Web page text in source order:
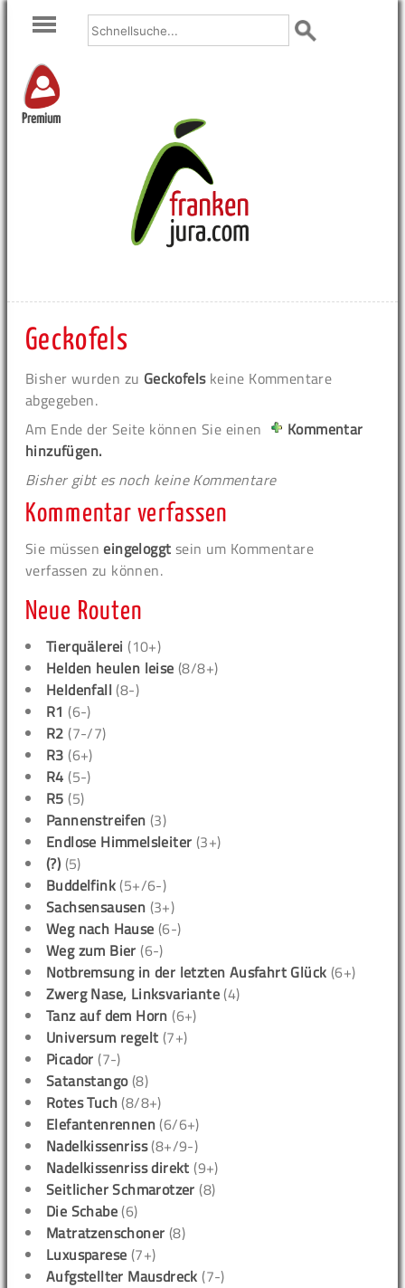
Premium
Geckofels
Bisher wurden zu Geckofelskeine Kommentare
abgegeben.
Am Ende der Seite können Sie einen
Kommentar
hinzufügen.
Bisher gibt es noch keine Kommentare
Kommentar verfassen
Sie müsseneingeloggt sein um Kommentare
verfassen zu können.
Neue Routen
Tierquälerei (10+)
Helden heulen leise (8/8+)
Heldenfall (8-)
R1 (6-)
R2 (7-/7)
R3 (6+)
R4 (5-)
R5 (5)
Pannenstreifen (3)
Endlose Himmelsleiter (3+)
(?) (5)
Buddelfink (5+/6-)
Sachsensausen (3+)
Weg nach Hause (6-)
Weg zum Bier (6-)
Notbremsung in der letzten Ausfahrt Glück (6+)
Zwerg Nase, Linksvariante (4)
Tanz auf dem Horn (6+)
Universum regelt (7+)
Picador (7-)
Satanstango(8)
Rotes Tuch (8/8+)
Elefantenrennen (6/6+)
Nadelkissenriss(8+/9-)
Nadelkissenriss direkt (9+)
Seitlicher Schmarotzer (8)
Die Schabe (6)
Matratzenschoner (8)
Luxusparese (7+)
Aufgstellter Mausdreck (7-)